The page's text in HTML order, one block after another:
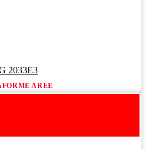
2033E3
AREE